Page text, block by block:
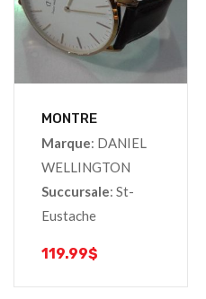
MONTRE
Marque: DANIEL
WELLINGTON
Succursale: St-
Eustache
119.99$